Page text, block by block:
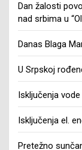
Dan žalosti
nad srbima u
Danas Blaga
U Srpskoj
Isključenja
Isključenja el.
Pretežno